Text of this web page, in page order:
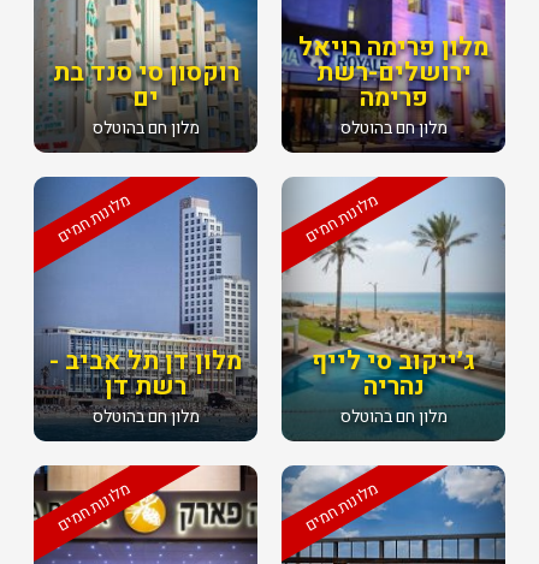
רוקסון סי סנד בת
ים
מלון חם בהוטלס
מלון פרימה רויאל
ירושלים-רשת
פרימה
מלון חם בהוטלס
מלונות חמים
מלון דן תל אביב -
רשת דן
מלון חם בהוטלס
מלונות חמים
ג׳ייקוב סי לייף
נהריה
מלון חם בהוטלס
מלונות חמים מלונות חמים